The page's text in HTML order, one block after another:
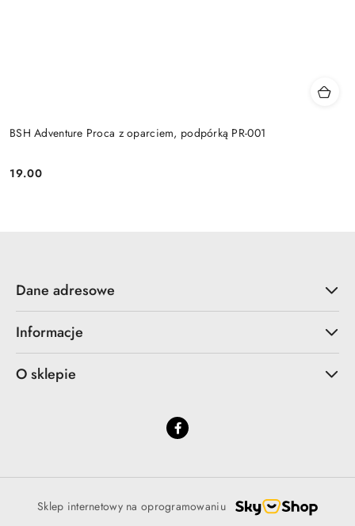
BSH Adventure Proca z oparciem, podpórką PR-001
Cena:
19.00
Dane adresowe
Informacje
O sklepie
Sklep internetowy na oprogramowaniu